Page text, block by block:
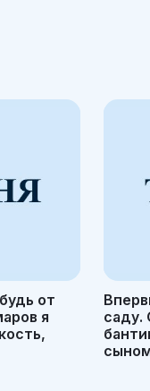
от
я
саду.